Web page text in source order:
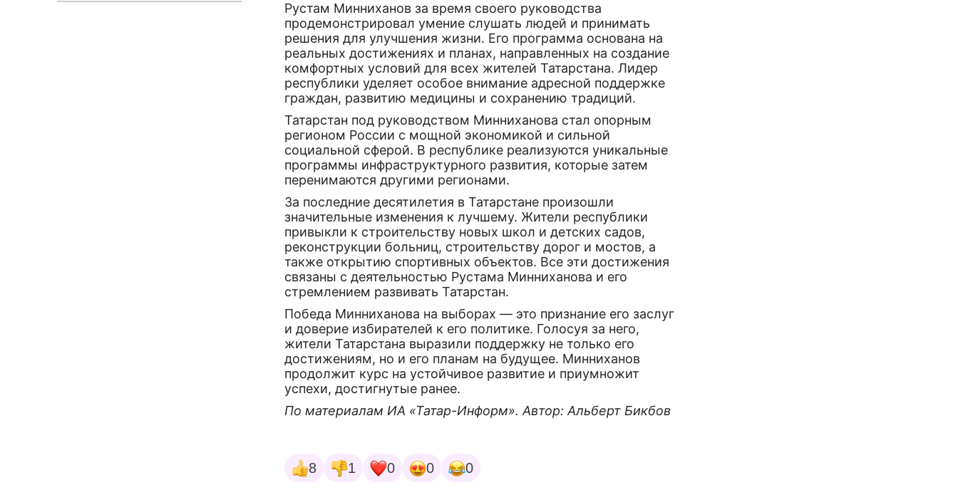
Рустам Минниханов за время своего руководства
продемонстрировал умение слушать людей и принимать
решения для улучшения жизни. Его программа основана на
реальных достижениях и планах, направленных на создание
комфортных условий для всех жителей Татарстана. Лидер
республики уделяет особое внимание адресной поддержке
граждан, развитию медицины и сохранению традиций.
Татарстан под руководством Минниханова стал опорным
регионом России с мощной экономикой и сильной
социальной сферой. В республике реализуются уникальные
программы инфраструктурного развития, которые затем
перенимаются другими регионами.
За последние десятилетия в Татарстане произошли
значительные изменения к лучшему. Жители республики
привыкли к строительству новых школ и детских садов,
реконструкции больниц, строительству дорог и мостов, а
также открытию спортивных объектов. Все эти достижения
связаны с деятельностью Рустама Минниханова и его
стремлением развивать Татарстан.
Победа Минниханова на выборах — это признание его заслуг
и доверие избирателей к его политике. Голосуя за него,
жители Татарстана выразили поддержку не только его
достижениям, но и его планам на будущее. Минниханов
продолжит курс на устойчивое развитие и приумножит
успехи, достигнутые ранее.
По материалам ИА «Татар-Информ». Автор: Альберт Бикбов
8 1 0 0 0